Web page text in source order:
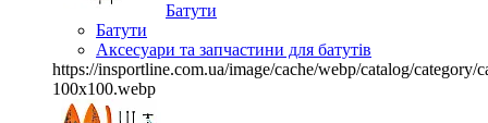
Батути
Батути
Аксесуари та запчастини для батутів
https://insportline.com.ua/image/cache/webp/catalog/category/
100x100.webp